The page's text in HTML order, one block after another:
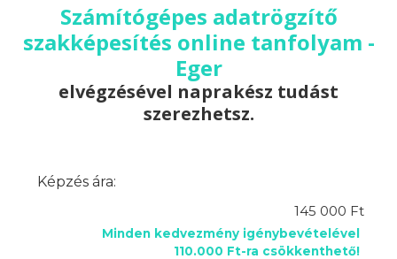
Számítógépes adatrögzítő
szakképesítés online tanfolyam -
Eger
elvégzésével naprakész tudást
szerezhetsz.
Képzés ára:
145 000 Ft
Minden kedvezmény igénybevételével
110.000 Ft-ra csökkenthető!